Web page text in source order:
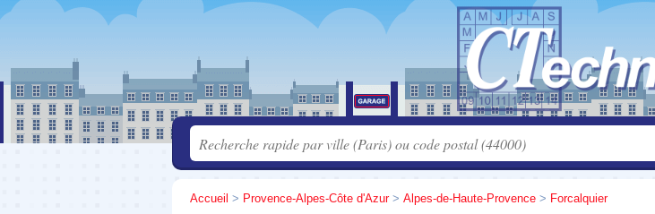
Accueil > Provence-Alpes-Côte d'Azur> Alpes-de-Haute-Provence > Forcalquier